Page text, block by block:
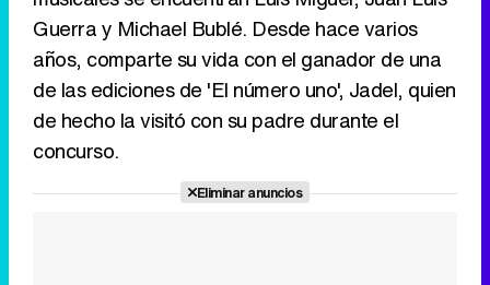
Guerra y Michael Bublé. Desde hace varios
años, comparte su vida con el ganador de una
de las ediciones de 'El número uno', Jadel, quien
de hecho la visitó con su padre durante el
concurso.
Eliminar anuncios